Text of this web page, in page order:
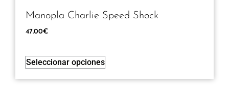
Manopla Charlie Speed Shock
47.00€
Seleccionar opciones